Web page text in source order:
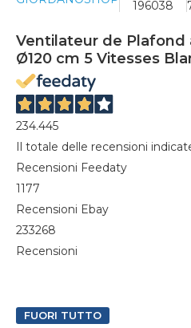
196038
Ventilateur de Plafond
Ø120 cm 5 Vitesses
234.445
Il totale delle recensioni
Recensioni Feedaty
1177
Recensioni Ebay
233268
Recensioni
FUORI TUTTO